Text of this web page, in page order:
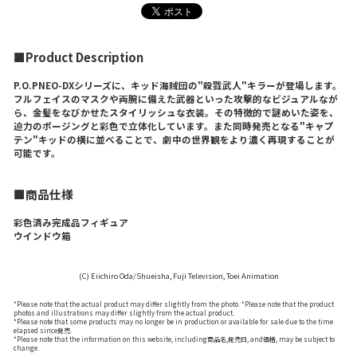
■Product Description
P.O.PNEO-DXシリーズに、キッド海賊団の"殺戮武人"キラーが登場します。
フルフェイスのマスクや両腕に備えた武器といった攻撃的なビジュアルなが
ら、金髪をなびかせたスタイリッシュな衣装。その特徴的で謎めいた姿を、
迫力のポージングと彩色で立体化しています。また同時発売となる"キャプ
テン"キッドの横に並べることで、劇中の世界観をより濃く再現することが
可能です。
■商品仕様
彩色済み完成品フィギュア
ウインドウ箱
(C) Eiichiro Oda/Shueisha, Fuji Television, Toei Animation
*Please note that the actual product may differ slightly from the photo. *Please note that the product
photos and illustrations may differ slightly from the actual product.
*Please note that some products may no longer be in production or available for sale due to the time
elapsed since発売.
*Please note that the information on this website, including商品名,発売日, and価格, may be subject to
change.